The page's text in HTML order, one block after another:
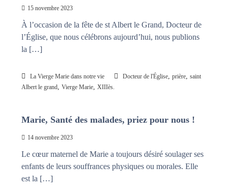
t
e
u
d
15 novembre 2023
À l’occasion de la fête de st Albert le Grand, Docteur de
l’Église, que nous célébrons aujourd’hui, nous publions
la […]
La Vierge Marie dans notre vie Docteur de l'Église, prière, saint
Albert le grand, Vierge Marie, XIIIès.
Marie, Santé des malades, priez pour nous !
14 novembre 2023
Le cœur maternel de Marie a toujours désiré soulager ses
enfants de leurs souffrances physiques ou morales. Elle
est la […]